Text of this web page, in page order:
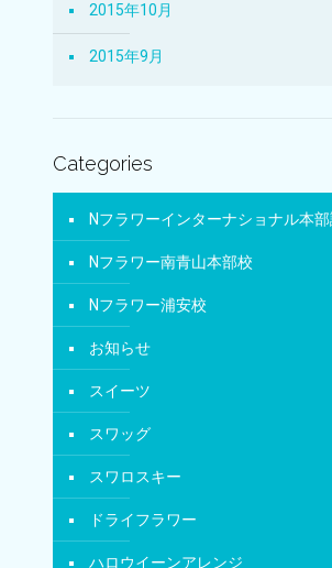
2015年10月
2015年9月
Categories
Nフラワーインターナショナル本
Nフラワー南青山本部校
Nフラワー浦安校
お知らせ
スイーツ
スワッグ
スワロスキー
ドライフラワー
ハロウイーンアレンジ